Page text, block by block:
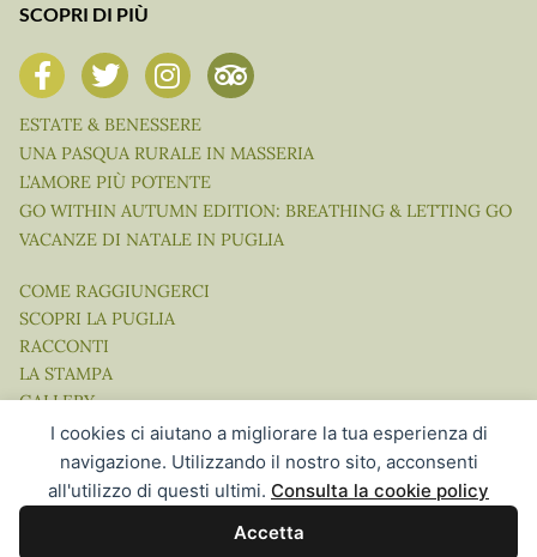
I cookies ci aiutano a migliorare la tua esperienza di
navigazione. Utilizzando il nostro sito, acconsenti
all'utilizzo di questi ultimi. Consulta la cookie policy
Accetta
SCOPRI DI PIÙ
ESTATE & BENESSERE
UNA PASQUA RURALE IN MASSERIA
L’AMORE PIÙ POTENTE
GO WITHIN AUTUMN EDITION: BREATHING & LETTING GO
VACANZE DI NATALE IN PUGLIA
COME RAGGIUNGERCI
SCOPRI LA PUGLIA
RACCONTI
LA STAMPA
GALLERY
VIDEO
Website Concept, Design & Development by Ingenia Direct |